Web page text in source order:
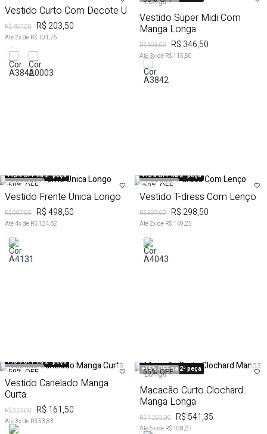
Vestido Curto Com Decote U
R$ 407,00 R$ 203,50
Até 2x de R$ 101,75
Vestido Super Midi Com
Manga Longa
R$ 693,00 R$ 346,50
Até3x de R$ 115,50
+15% OFF na 2ª peça
50% OFF
Vestido Frente Única Longo
R$ 997,00 R$ 498,50
Até4x de R$ 124,62
+15% OFF na 2ª peça
50% OFF
Vestido T-dress Com Lenço
R$ 597,00 R$ 298,50
Até 2x de R$ 149,25
+15% OFF na 2ª peça
50% OFF
Vestido Canelado Manga
Curta
R$ 323,00 R$ 161,50
Até3x de R$ 53,83
+15% OFF na 2ª peça
55% OFF
Macacão Curto Clochard
Manga Longa
R$ 1.203,00 R$ 541,35
Até5x de R$ 108,27